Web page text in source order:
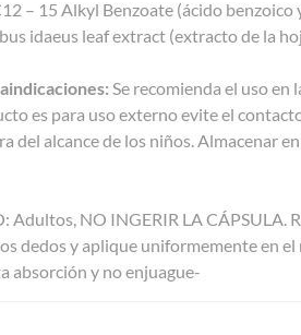
– 15 Alkyl Benzoate (ácido
idaeus leaf extract (extracto de la
Se recomienda el uso en
es para uso externo evite el
del alcance de los niños. Almacenar
Adultos, NO INGERIR LA CÁPSULA.
dedos y aplique uniformemente en
absorción y no enjuague-